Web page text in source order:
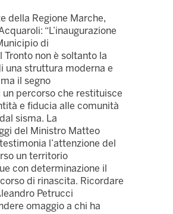
della Regione Marche,
“L’inaugurazione
di
Tronto non è soltanto la
una struttura moderna e
il segno
percorso che restituisce
e fiducia alle comunità
sisma. La
del Ministro Matteo
l’attenzione del
un territorio
con determinazione il
di rinascita. Ricordare
Petrucci
omaggio a chi ha